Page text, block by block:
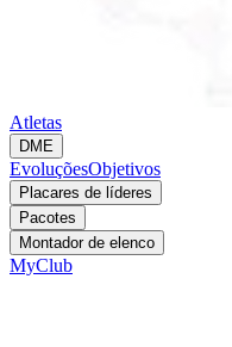
Atletas
DME
EvoluçõesObjetivos
Placares de líderes
Pacotes
Montador de elenco
MyClub